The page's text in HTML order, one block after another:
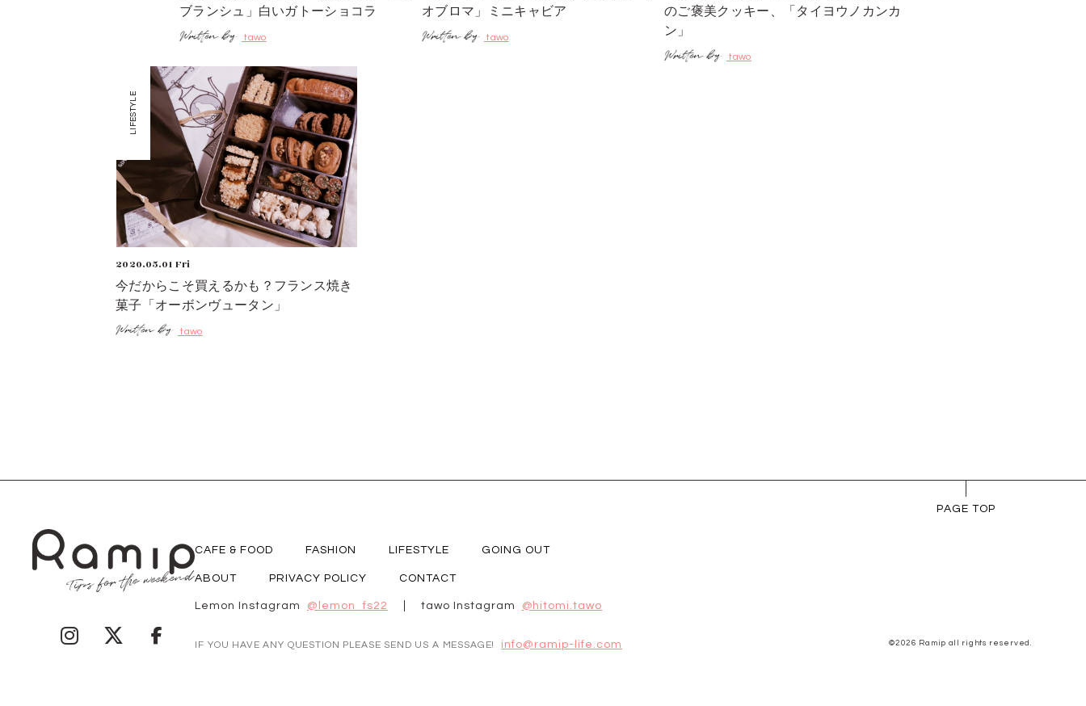
ブランシュ」白いガトーショコラ
tawo
オブロマ」ミニキャビア
tawo
のご褒美クッキー、「タイヨウノカンカ
ン」
tawo
LIFESTYLE
2020.05.01 Fri
今だからこそ買えるかも？フランス焼き
菓子「オーボンヴュータン」
tawo
PAGE TOP
CAFE & FOOD FASHION LIFESTYLE GOING OUT
ABOUT PRIVACY POLICY CONTACT
Lemon Instagram @lemon_fs22 tawo Instagram @hitomi.tawo
IF YOU HAVE ANY QUESTION PLEASE SEND US A MESSAGE! info@ramip-life.com ©2026 Ramip all rights reserved.